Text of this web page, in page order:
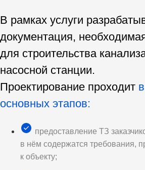
В рамках услуги
документация,
для строительства
насосной станции.
Проектирование проходит
основных этапов:
предоставление ТЗ
в нём содержатся требования,
к объекту;